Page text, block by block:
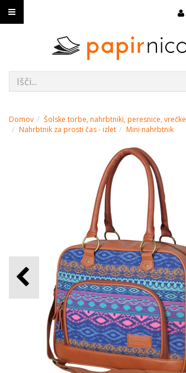
Domov
Šolske torbe, nahrbtniki, peresnice, vrečke
Nahrbtnik za prosti čas - izlet
Mini nahrbtnik